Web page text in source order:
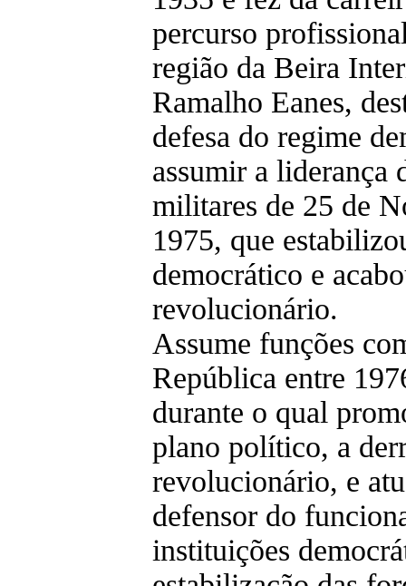
percurso
região da Beira
Ramalho Eanes,
defesa do regime
assumir a liderança
militares de 25 de
1975, que
democrático e
revolucionário.
Assume funções
República entre
durante o qual
plano político, a
revolucionário, e
defensor do
instituições